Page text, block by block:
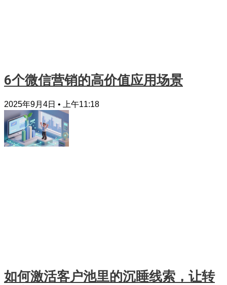
6个微信营销的高价值应用场景
2025年9月4日 上午11:18
如何激活客户池里的沉睡线索，让转